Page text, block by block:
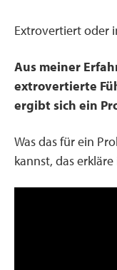
Extrovertiert oder
Aus meiner
extrovertierte
ergibt sich ein
Was das für ein
kannst, das